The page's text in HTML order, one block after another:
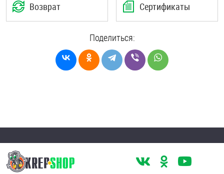
Возврат Сертификаты
Поделиться: